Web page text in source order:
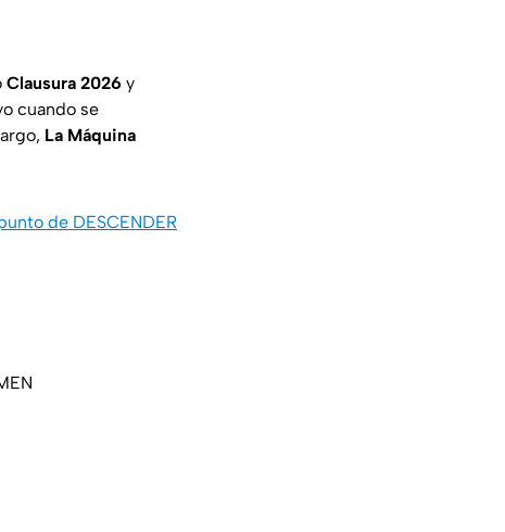
Clausura 2026 y
cuando se
La Máquina
de DESCENDER